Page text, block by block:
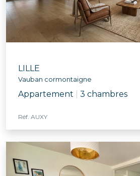
LILLE
Vauban cormontaigne
Appartement 3 chambres
Réf. AUXY